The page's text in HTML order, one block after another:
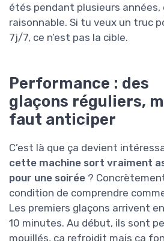
étés pendant plusieurs années,
raisonnable. Si tu veux un truc
7j/7, ce n’est pas la cible.
Performance : des
glaçons réguliers,
faut anticiper
C’est là que ça devient
cette machine sort vraiment
pour une soirée ?
condition de comprendre
Les premiers glaçons arrivent
10 minutes. Au début, ils sont
mouillés, ça refroidit mais ça